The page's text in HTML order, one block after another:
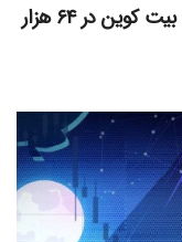
اوج‌گیری طلا با تقاضای چین؛ چرا قیمت بیت کوین در ۶۴ هزار